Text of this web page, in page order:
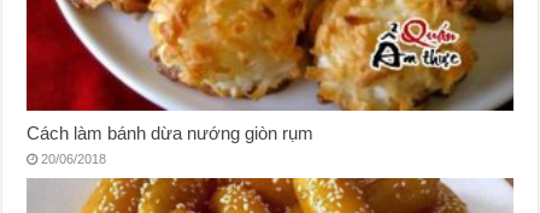
Cách làm bánh dừa nướng giòn rụm
20/06/2018